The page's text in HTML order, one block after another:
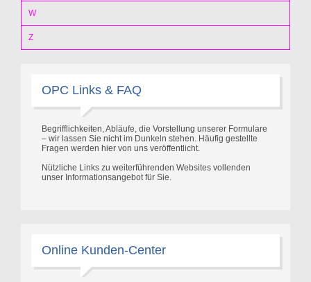
W
Z
OPC Links & FAQ
Begrifflichkeiten, Abläufe, die Vorstellung unserer Formulare
– wir lassen Sie nicht im Dunkeln stehen. Häufig gestellte
Fragen werden hier von uns veröffentlicht.
Nützliche Links zu weiterführenden Websites vollenden
unser Informationsangebot für Sie.
Online Kunden-Center